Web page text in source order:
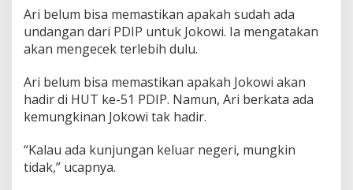
a
H
k
e
-
1
P
Ari belum bisa memastikan apakah sudah ada
undangan dari PDIP untuk Jokowi. Ia mengatakan
akan mengecek terlebih dulu.
Ari belum bisa memastikan apakah Jokowi akan
hadir di HUT ke-51 PDIP. Namun, Ari berkata ada
kemungkinan Jokowi tak hadir.
“Kalau ada kunjungan keluar negeri, mungkin
tidak,” ucapnya.